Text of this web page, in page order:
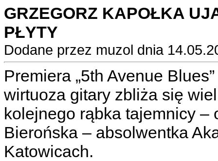
GRZEGORZ KAPOŁKA
PŁYTY
Dodane przez muzol dnia
Premiera „5th Avenue
wirtuoza gitary zbliża się
kolejnego rąbka tajemnicy –
Bierońska – absolwentka
Katowicach.